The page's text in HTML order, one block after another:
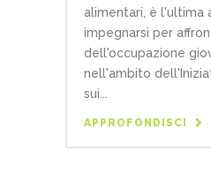
alimentari, è l'ultima
impegnarsi per
dell'occupazione
nell'ambito
sui...
APPROFONDISCI